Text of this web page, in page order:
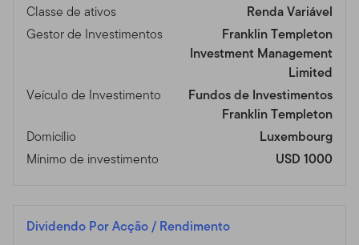
Classe de ativos
Renda Variável
Gestor de Investimentos
Franklin Templeton
Investment Management
Limited
Veículo de Investimento
Fundos de Investimentos
Franklin Templeton
Domicílio
Luxembourg
Mínimo de investimento
USD 1000
Dividendo Por Acção / Rendimento